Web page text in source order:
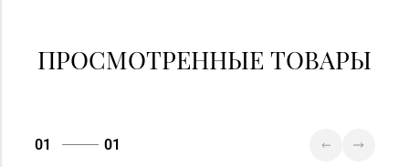
ПРОСМОТРЕННЫЕ ТОВАРЫ
01 01